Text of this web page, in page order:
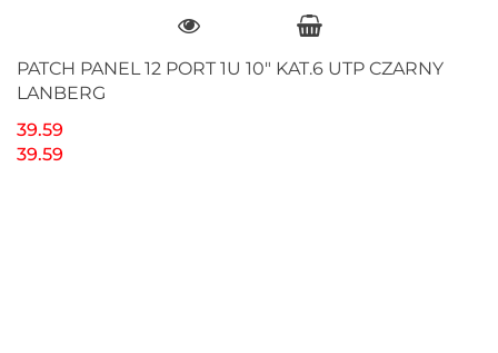
PATCH PANEL 12 PORT 1U 10" KAT.6 UTP CZARNY
LANBERG
39.59
39.59